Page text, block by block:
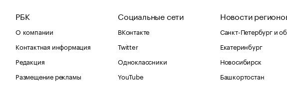
РБК
О компании
Контактная информация
Редакция
Размещение рекламы
Социальные сети
ВКонтакте
Twitter
Одноклассники
YouTube
Новости
Санкт-Петербург и
Екатеринбург
Новосибирск
Башкортостан